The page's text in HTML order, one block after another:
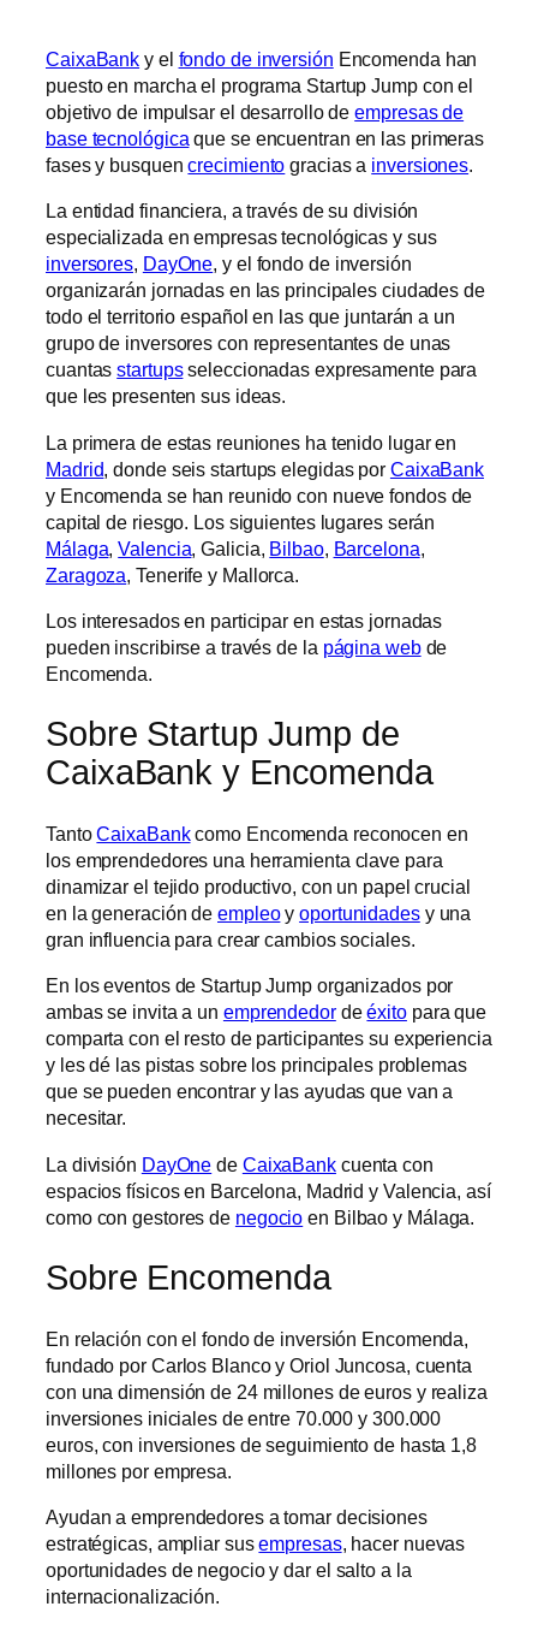
CaixaBank y el fondo de inversión Encomenda han
puesto en marcha el programa Startup Jump con el
objetivo de impulsar el desarrollo deempresas de
base tecnológica que se encuentran en las primeras
fases y busquencrecimiento gracias a inversiones.
La entidad financiera, a través de su división
especializada en empresas tecnológicas y sus
inversores, DayOne, y el fondo de inversión
organizarán jornadas en las principales ciudades de
todo el territorio español en las que juntarán a un
grupo de inversores con representantes de unas
cuantasstartupsseleccionadas expresamente para
que les presenten sus ideas.
La primera de estas reuniones ha tenido lugar en
Madrid , donde seis startups elegidas por CaixaBank
y Encomenda se han reunido con nueve fondos de
capital de riesgo. Los siguientes lugares serán
Málaga ,Valencia , Galicia, Bilbao, Barcelona
Zaragoza , Tenerife y Mallorca.
Los interesados en participar en estas jornadas
pueden inscribirse a través de la página webde
Encomenda.
Sobre Startup Jump de
CaixaBank y Encomenda
TantoCaixaBankcomo Encomenda reconocen en
los emprendedores una herramienta clave para
dinamizar el tejido productivo, con un papel crucial
en la generación de empleoyoportunidadesy una
gran influencia para crear cambios sociales.
En los eventos de Startup Jump organizados por
ambas se invita a un emprendedordeéxitopara que
comparta con el resto de participantes su experiencia
y les dé las pistas sobre los principales problemas
que se pueden encontrar y las ayudas que van a
necesitar.
La división DayOne de CaixaBankcuenta con
espacios físicos en Barcelona, Madrid y Valencia, así
como con gestores de negocio en Bilbao y Málaga.
Sobre Encomenda
En relación con el fondo de inversión Encomenda,
fundado por Carlos Blanco y Oriol Juncosa, cuenta
con una dimensión de 24 millones de euros y realiza
inversiones iniciales de entre 70.000 y 300.000
euros, con inversiones de seguimiento de hasta 1,8
millones por empresa.
Ayudan a emprendedores a tomar decisiones
estratégicas, ampliar susempresas, hacer nuevas
oportunidades de negocio y dar el salto a la
internacionalización.